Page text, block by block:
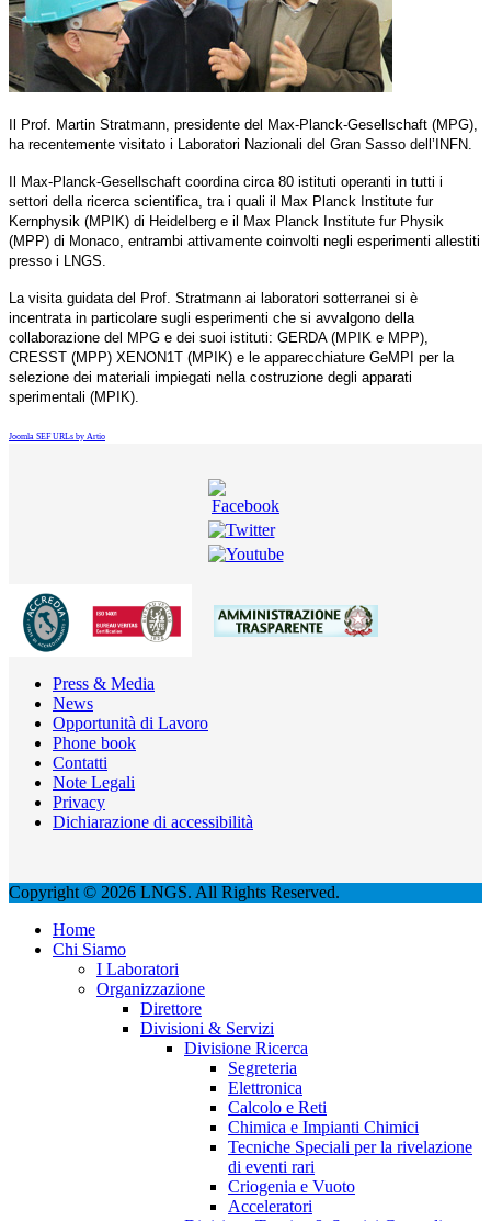
Il Prof. Martin Stratmann, presidente del Max-Planck-Gesellschaft (MPG),
ha recentemente visitato i Laboratori Nazionali del Gran Sasso dell’INFN.
Il Max-Planck-Gesellschaft coordina circa 80 istituti operanti in tutti i
settori della ricerca scientifica, tra i quali il Max Planck Institute fur
Kernphysik (MPIK) di Heidelberg e il Max Planck Institute fur Physik
(MPP) di Monaco, entrambi attivamente coinvolti negli esperimenti allestiti
presso i LNGS.
La visita guidata del Prof. Stratmann ai laboratori sotterranei si è
incentrata in particolare sugli esperimenti che si avvalgono della
collaborazione del MPG e dei suoi istituti: GERDA (MPIK e MPP),
CRESST (MPP) XENON1T (MPIK) e le apparecchiature GeMPI per la
selezione dei materiali impiegati nella costruzione degli apparati
sperimentali (MPIK).
Joomla SEF URLs by Artio
Press & Media
News
Opportunità di Lavoro
Phone book
Contatti
Note Legali
Privacy
Dichiarazione di accessibilità
Copyright © 2026 LNGS. All Rights Reserved.
Home
Chi Siamo
I Laboratori
Organizzazione
Direttore
Divisioni & Servizi
Divisione Ricerca
Segreteria
Elettronica
Calcolo e Reti
Chimica e Impianti Chimici
Tecniche Speciali per la rivelazione
di eventi rari
Criogenia e Vuoto
Acceleratori